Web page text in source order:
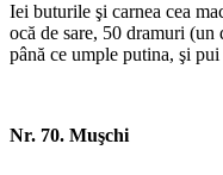
Iei buturile şi carnea cea
ocă de sare, 50 dramuri
până ce umple putina, şi pui
Nr. 70. Muşchi